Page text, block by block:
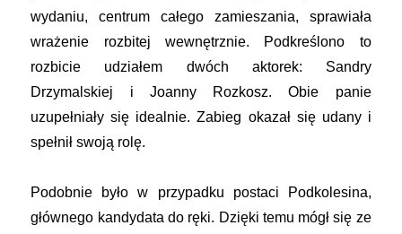
wydaniu, centrum całego zamieszania, sprawiała
wrażenie rozbitej wewnętrznie. Podkreślono to
rozbicie udziałem dwóch aktorek: Sandry
Drzymalskiej i Joanny Rozkosz. Obie panie
uzupełniały się idealnie. Zabieg okazał się udany i
spełnił swoją rolę.
Podobnie było w przypadku postaci Podkolesina,
głównego kandydata do ręki. Dzięki temu mógł się ze